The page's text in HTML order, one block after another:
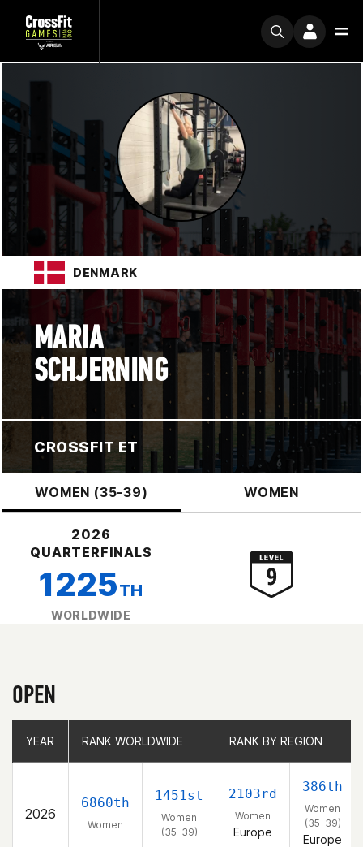
DENMARK
MARIA
SCHJERNING
CROSSFIT ET
WOMEN (35-39) WOMEN
2026
QUARTERFINALS
1225TH
WORLDWIDE
OPEN
YEAR RANK WORLDWIDE RANK BY REGION
2026
6860th
Women
1451st
Women
(35-39)
2103rd
Women
Europe
386th
Women
(35-39)
Europe
YEAR RANK WORLDWIDE RANK BY REGION